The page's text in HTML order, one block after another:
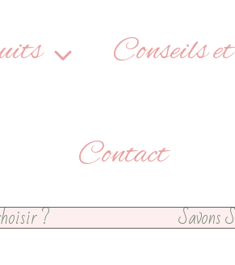
Conseils
Contact
? Savons